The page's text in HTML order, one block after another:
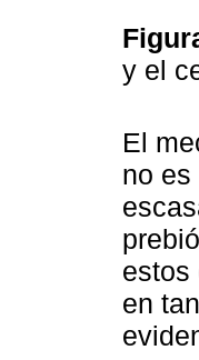
y el
El
no
estos
en